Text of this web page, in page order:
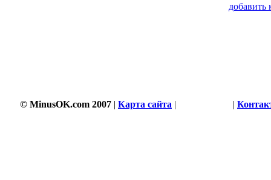
добавить
© MinusOK.com 2007 | Карта сайта | |